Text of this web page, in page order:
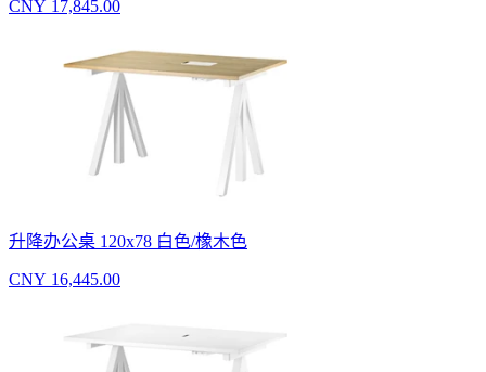
CNY 17,845.00
升降办公桌 120x78 白色/橡木色
CNY 16,445.00